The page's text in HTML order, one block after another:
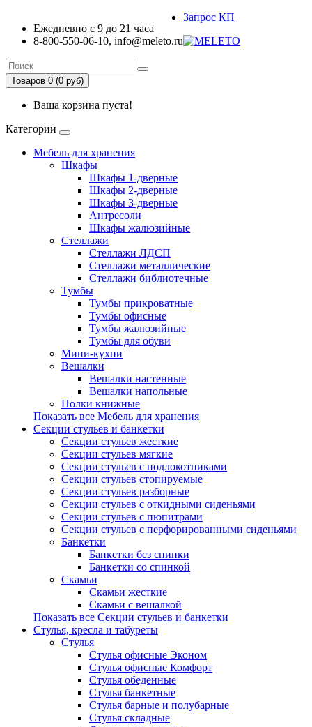
Ежедневно с 9 до 21 часа
8-800-550-06-10, info@meleto.ru
Запрос КП
Товаров 0 (0 pуб)
Ваша корзина пуста!
Категории
Мебель для хранения
Шкафы
Шкафы 1-дверные
Шкафы 2-дверные
Шкафы 3-дверные
Антресоли
Шкафы жалюзийные
Стеллажи
Стеллажи ЛДСП
Стеллажи металлические
Стеллажи библиотечные
Тумбы
Тумбы прикроватные
Тумбы офисные
Тумбы жалюзийные
Тумбы для обуви
Мини-кухни
Вешалки
Вешалки настенные
Вешалки напольные
Полки книжные
Показать все Мебель для хранения
Секции стульев и банкетки
Секции стульев жесткие
Секции стульев мягкие
Секции стульев с подлокотниками
Секции стульев стопируемые
Секции стульев разборные
Секции стульев с откидными сиденьями
Секции стульев с пюпитрами
Секции стульев с перфорированными сиденьями
Банкетки
Банкетки без спинки
Банкетки со спинкой
Скамьи
Скамьи жесткие
Скамьи с вешалкой
Показать все Секции стульев и банкетки
Стулья, кресла и табуреты
Стулья
Стулья офисные Эконом
Стулья офисные Комфорт
Стулья обеденные
Стулья банкетные
Стулья барные и полубарные
Стулья складные